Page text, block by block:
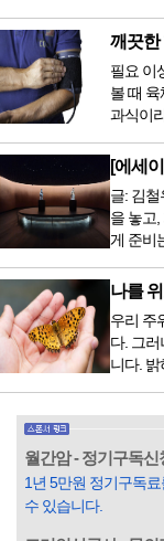
오면서
자 치
있는 나
전립선
치료 범
는 없지
깨끗한
필요 이
볼 때
과식이
저녁을
음식을
가 활기
다. 식
화할 힘
[에세
글: 김
을 놓고
게 준비
막이 열
은 것
렇게 시작됐다. 두 반가사유상
잡지의
중 우리
나를
우리 주
다. 그
니다. 밝
입힌다
옛말이
들은
월간암 - 정기구독신
1년 5만원 정기구독
수 있습니다.